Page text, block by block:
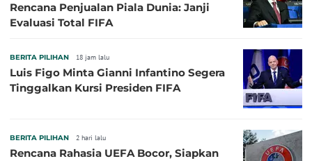
Rencana Penjualan Piala Dunia: Janji
Evaluasi Total FIFA
BERITA PILIHAN 18 jam lalu
Luis Figo Minta Gianni Infantino Segera
Tinggalkan Kursi Presiden FIFA
BERITA PILIHAN 2 hari lalu
Rencana Rahasia UEFA Bocor, Siapkan